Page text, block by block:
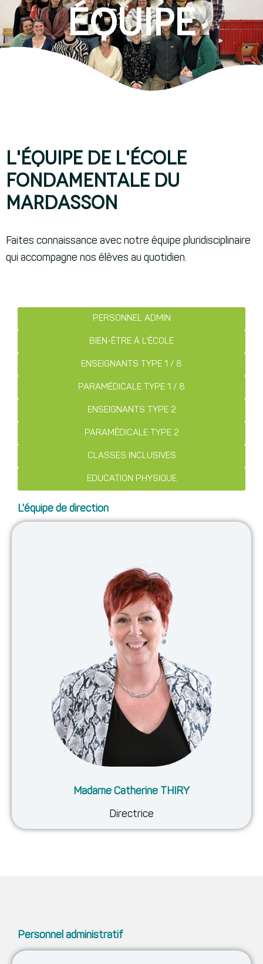
équipe
L'équipe de l'école
fondamentale du
mardasson
Faites connaissance avec notre équipe pluridisciplinaire
qui accompagne nos élèves au quotidien.
PERSONNEL ADMIN
BIEN-ÊTRE À L'ÉCOLE
ENSEIGNANTS TYPE 1 / 8
PARAMÉDICALE TYPE 1 / 8
ENSEIGNANTS TYPE 2
PARAMÉDICALE TYPE 2
CLASSES INCLUSIVES
EDUCATION PHYSIQUE
L'équipe de direction
Madame Catherine THIRY
Directrice
Personnel administratif